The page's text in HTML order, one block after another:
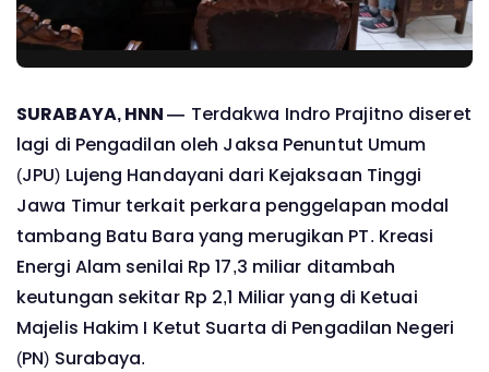
SURABAYA, HNN — Terdakwa Indro Prajitno diseret
lagi di Pengadilan oleh Jaksa Penuntut Umum
(JPU) Lujeng Handayani dari Kejaksaan Tinggi
Jawa Timur terkait perkara penggelapan modal
tambang Batu Bara yang merugikan PT. Kreasi
Energi Alam senilai Rp 17,3 miliar ditambah
keutungan sekitar Rp 2,1 Miliar yang di Ketuai
Majelis Hakim I Ketut Suarta di Pengadilan Negeri
(PN) Surabaya.